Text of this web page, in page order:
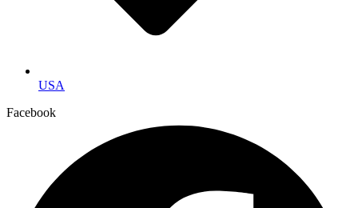
USA
Facebook